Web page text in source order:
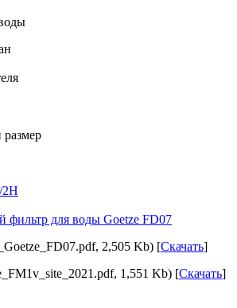
2H
фильтр для воды Goetze FD07
2,505 Kb) [Скачать]
1,551 Kb) [Скачать]